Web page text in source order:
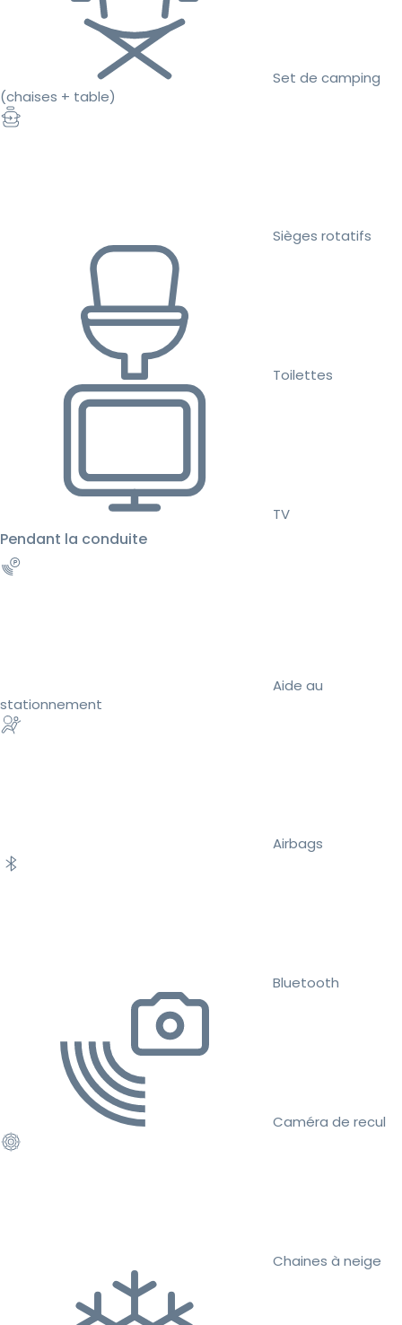
Set de camping
(chaises + table)
Sièges rotatifs
Toilettes
TV
Pendant la conduite
Aide au
stationnement
Airbags
Bluetooth
Caméra de recul
Chaines à neige